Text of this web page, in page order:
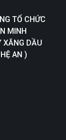
TỔ CHỨC
MINH
XĂNG DẦU
AN )